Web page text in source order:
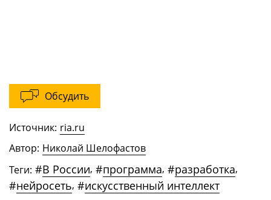
Обсудить
Источник: ria.ru
Автор: Николай Шелофастов
Теги: #В России, #программа, #разработка,
#нейросеть, #искусственный интеллект